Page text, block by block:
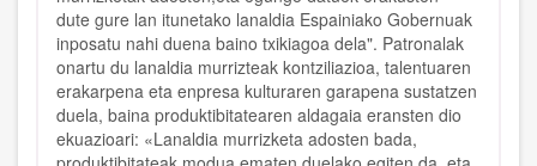
dute gure lan itunetako lanaldia Espainiako Gobernuak
inposatu nahi duena baino txikiagoa dela". Patronalak
onartu du lanaldia murrizteak kontziliazioa, talentuaren
erakarpena eta enpresa kulturaren garapena sustatzen
duela, baina produktibitatearen aldagaia eransten dio
ekuazioari: «Lanaldia murriz­keta adosten bada,